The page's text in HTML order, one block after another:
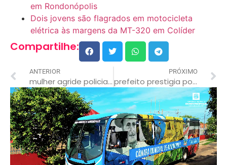
em Rondonópolis
Dois jovens são flagrados em motocicleta
elétrica às margens da MT-320 em Colíder
Compartilhe:
ANTERIOR
mulher agride policiais militares para tentar impedir prisão do marido
PRÓXIMO
prefeito prestigia posse de diretores da rede municipal e pede ajuda para avançar na qualidade da educação